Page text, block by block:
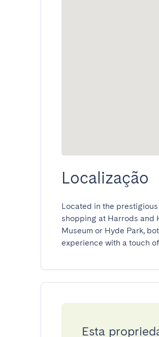
Localização
Located in the
shopping at Harrods and
Museum or Hyde Park,
experience with a touch
Esta